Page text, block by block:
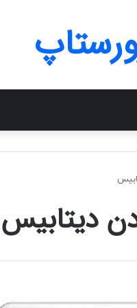
دیتابیس